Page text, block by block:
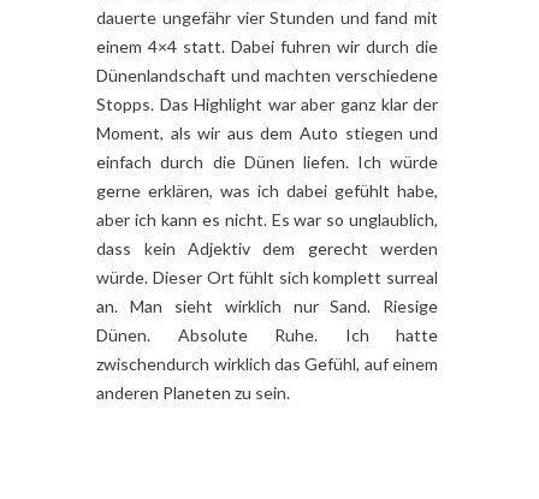
dauerte ungefähr vier Stunden und fand mit
einem 4×4 statt. Dabei fuhren wir durch die
Dünenlandschaft und machten verschiedene
Stopps. Das Highlight war aber ganz klar der
Moment, als wir aus dem Auto stiegen und
einfach durch die Dünen liefen. Ich würde
gerne erklären, was ich dabei gefühlt habe,
aber ich kann es nicht. Es war so unglaublich,
dass kein Adjektiv dem gerecht werden
würde. Dieser Ort fühlt sich komplett surreal
an. Man sieht wirklich nur Sand. Riesige
Dünen. Absolute Ruhe. Ich hatte
zwischendurch wirklich das Gefühl, auf einem
anderen Planeten zu sein.